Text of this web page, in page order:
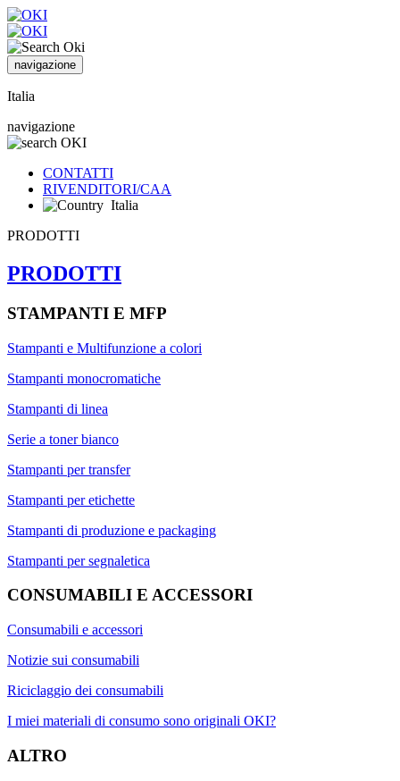
navigazione
Italia
navigazione
CONTATTI
RIVENDITORI/CAA
Italia
PRODOTTI
PRODOTTI
STAMPANTI E MFP
Stampanti e Multifunzione a colori
Stampanti monocromatiche
Stampanti di linea
Serie a toner bianco
Stampanti per transfer
Stampanti per etichette
Stampanti di produzione e packaging
Stampanti per segnaletica
CONSUMABILI E ACCESSORI
Consumabili e accessori
Notizie sui consumabili
Riciclaggio dei consumabili
I miei materiali di consumo sono originali OKI?
ALTRO